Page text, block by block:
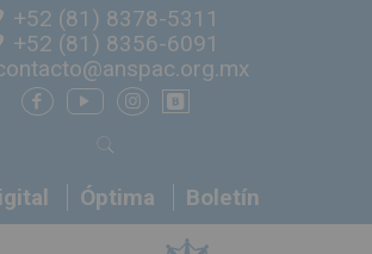
+52 (81) 8378-5311
+52 (81) 8356-6091
Óptima Boletín